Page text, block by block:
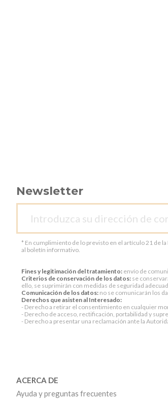
Newsletter
* En cumplimiento de lo previsto en el artículo 21 de
al boletín informativo.
Fines y legitimación del tratamiento: envío de
Criterios de conservación de los datos: se
ello, se suprimirán con medidas de seguridad
Comunicación de los datos: no se comunicarán los
Derechos que asisten al Interesado:
- Derecho a retirar el consentimiento en cualquier
- Derecho de acceso, rectificación, portabilidad y
- Derecho a presentar una reclamación ante la
ACERCA DE
Ayuda y preguntas frecuentes